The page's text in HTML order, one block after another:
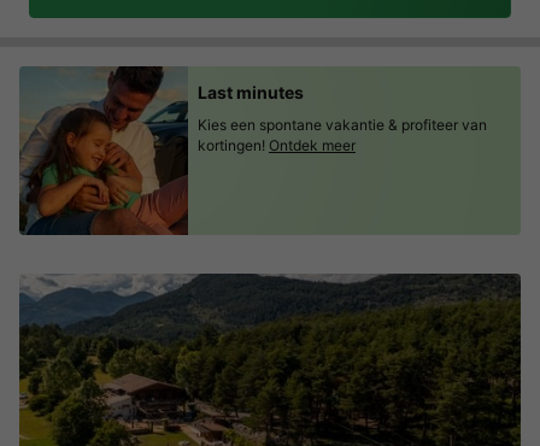
Last minutes
Kies een spontane vakantie & profiteer van
kortingen! Ontdek meer